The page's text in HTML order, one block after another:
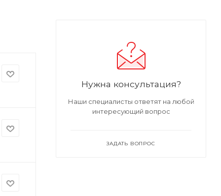
Нужна консультация?
Наши специалисты ответят на любой
интересующий вопрос
ЗАДАТЬ ВОПРОС